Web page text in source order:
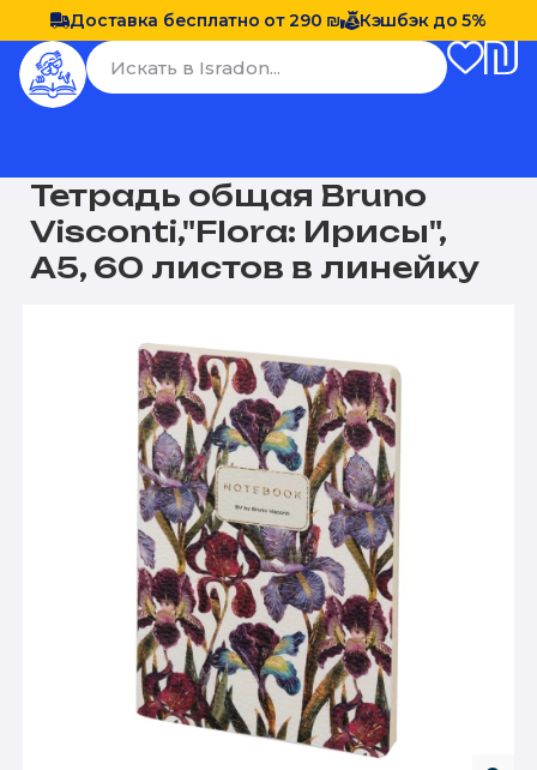
Доставка бесплатно от 290 ₪ Кэшбэк до 5%
Тетрадь общая Bruno
Visconti,"Flora: Ирисы",
А5, 60 листов в линейку